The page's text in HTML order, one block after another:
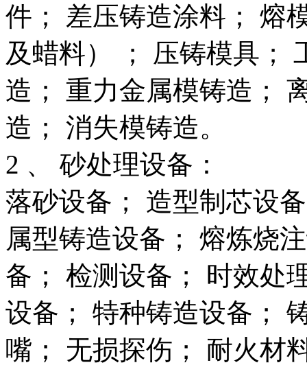
件； 差压铸造涂料； 熔
及蜡料） ； 压铸模具；
造； 重力金属模铸造；
造； 消失模铸造。
2 、 砂处理设备：
落砂设备； 造型制芯设
属型铸造设备； 熔炼烧
备； 检测设备； 时效处
设备； 特种铸造设备；
嘴； 无损探伤； 耐火材